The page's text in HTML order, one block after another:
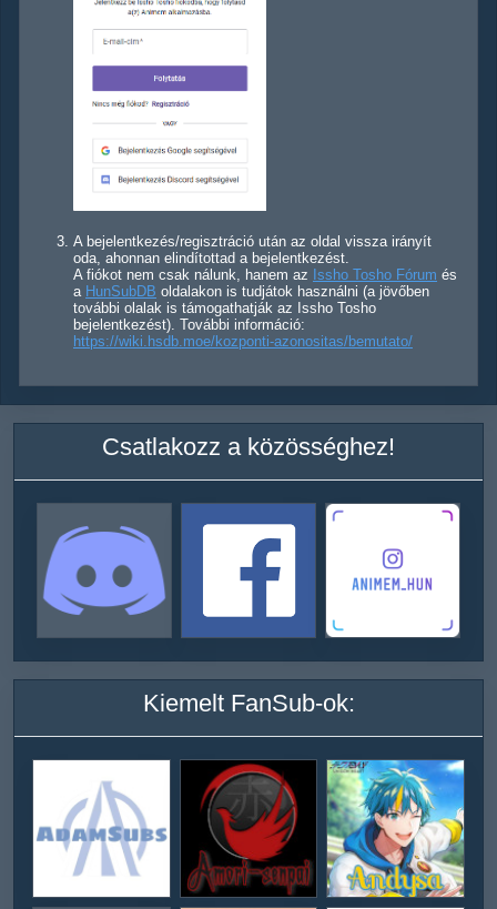
A bejelentkezés/regisztráció után az oldal vissza irányít
oda, ahonnan elindítottad a bejelentkezést.
A fiókot nem csak nálunk, hanem az Issho Tosho Fórum és
a HunSubDB oldalakon is tudjátok használni (a jövőben
további olalak is támogathatják az Issho Tosho
bejelentkezést). További információ:
https://wiki.hsdb.moe/kozponti-azonositas/bemutato/
Csatlakozz a közösséghez!
Kiemelt FanSub-ok: